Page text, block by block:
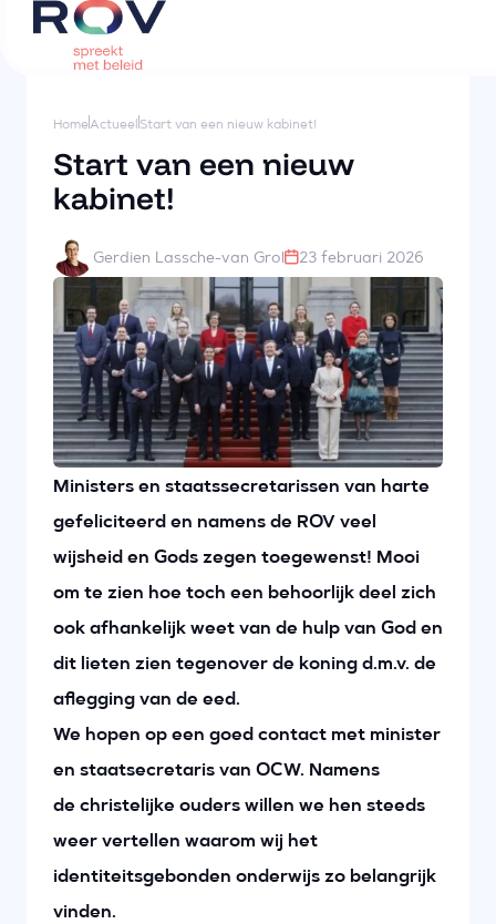
HomeActueel Start van een nieuw kabinet!
Start van een nieuw
kabinet!
Gerdien Lassche-van Grol 23 februari 2026
Ministers en staatssecretarissen van harte
gefeliciteerd en namens de ROV veel
wijsheid en Gods zegen toegewenst! Mooi
om te zien hoe toch een behoorlijk deel zich
ook afhankelijk weet van de hulp van God en
dit lieten zien tegenover de koning d.m.v. de
aflegging van de eed.
We hopen op een goed contact met minister
en staatsecretaris van OCW. Namens
de christelijke ouders willen we hen steeds
weer vertellen waarom wij het
identiteitsgebonden onderwijs zo belangrijk
vinden.